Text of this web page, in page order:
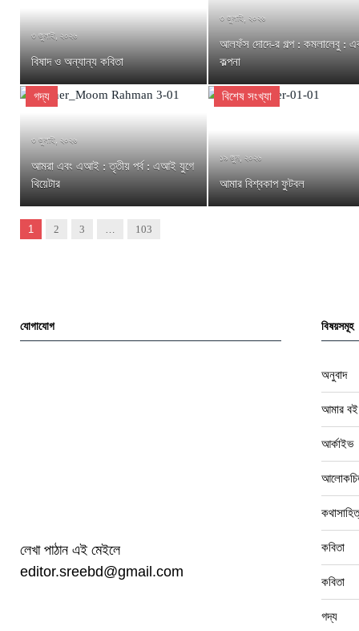
৩ জুলাই, ২০২৬
বিষাদ ও অন্যান্য কবিতা
৩ জুলাই, ২০২৬
আলফঁস দোদে-র গল্প : কমলালেবু :
কল্পনা
গদ্য
৩ জুলাই, ২০২৬
আমরা এবং এআই : তৃতীয় পর্ব : এআই যুগে
থিয়েটার
বিশেষ সংখ্যা
১৯ জুন, ২০২৬
আমার বিশ্বকাপ ফুটবল
1 2 3 … 103
যোগাযোগ
লেখা পাঠান এই মেইলে
editor.sreebd@gmail.com
বিষয়সমূহ
অনুবাদ
আমার বই
আর্কাইভ
কবিতা
কবিতা
গদ্য